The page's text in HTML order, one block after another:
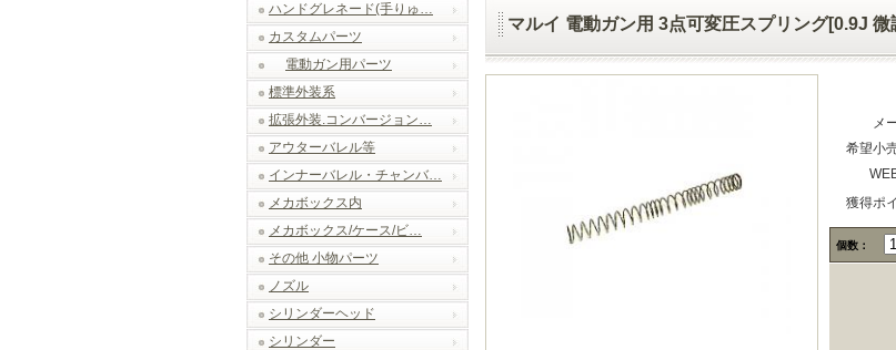
ハンドグレネード(手りゅ…
カスタムパーツ
電動ガン用パーツ
標準外装系
拡張外装.コンバージョン…
アウターバレル等
インナーバレル・チャンバ…
メカボックス内
メカボックス/ケース/ビ…
その他 小物パーツ
ノズル
シリンダーヘッド
シリンダー
マルイ 電動ガン用 3点可変圧スプリング[0.9J
メ
希望小
獲得ポ
個数：